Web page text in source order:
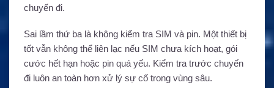
chuyến đi.
Sai lầm thứ ba là không kiểm tra SIM và pin. Một thiết bị
tốt vẫn không thể liên lạc nếu SIM chưa kích hoạt, gói
cước hết hạn hoặc pin quá yếu. Kiểm tra trước chuyến
đi luôn an toàn hơn xử lý sự cố trong vùng sâu.